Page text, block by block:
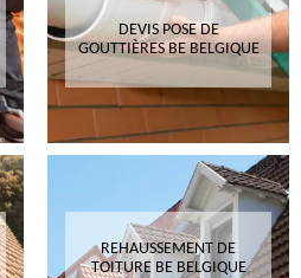
DEVIS POSE DE
GOUTTIÈRES BE BELGIQUE
REHAUSSEMENT DE
TOITURE BE BELGIQUE